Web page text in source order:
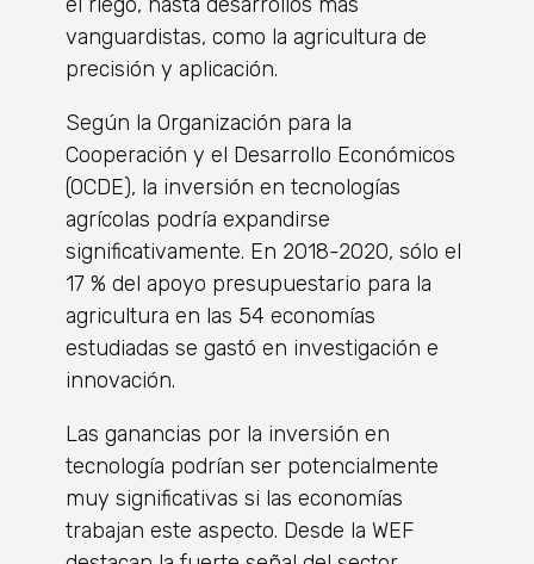
vanguardistas, como la agricultura de
precisión y aplicación.
Según la Organización para la
Cooperación y el Desarrollo Económicos
(OCDE), la inversión en tecnologías
agrícolas podría expandirse
significativamente. En 2018-2020, sólo el
17 % del apoyo presupuestario para la
agricultura en las 54 economías
estudiadas se gastó en investigación e
innovación.
Las ganancias por la inversión en
tecnología podrían ser potencialmente
muy significativas si las economías
trabajan este aspecto. Desde la WEF